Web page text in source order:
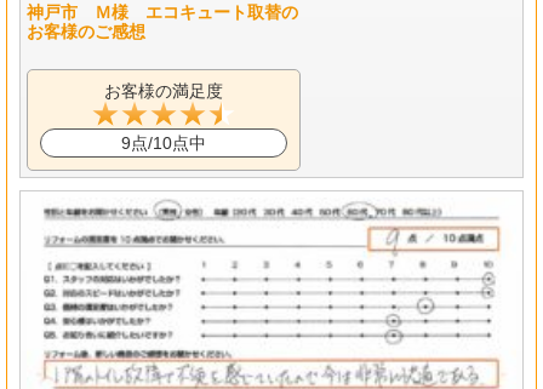
神戸市 Ｍ様 エコキュート取替の
お客様のご感想
お客様の満足度
9点/10点中